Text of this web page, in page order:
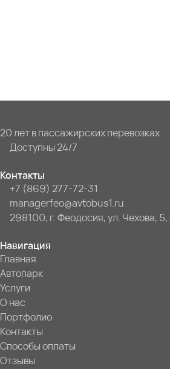
20 лет в пассажирских перевозках
Доступны 24/7
Контакты
+7 (869) 277-72-31
managerfeo@avtobus1.ru
298100, г. Феодосия, ул. Чехова,
Навигация
Главная
Автопарк
Услуги
О нас
Портфолио
Контакты
Способы оплаты
Отзывы